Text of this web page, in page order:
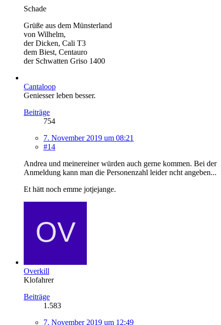
Schade
Grüße aus dem Münsterland
von Wilhelm,
der Dicken, Cali T3
dem Biest, Centauro
der Schwatten Griso 1400
Cantaloop
Geniesser leben besser.
Beiträge
754
7. November 2019 um 08:21
#14
Andrea und meinereiner würden auch gerne kommen. Bei der
Anmeldung kann man die Personenzahl leider ncht angeben...
Et hätt noch emme jotjejange.
Overkill
Klofahrer
Beiträge
1.583
7. November 2019 um 12:49